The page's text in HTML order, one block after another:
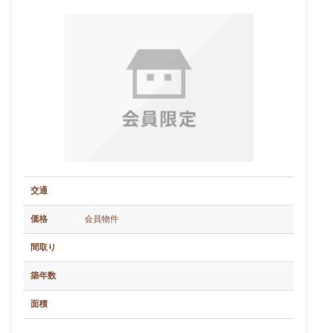
交通
価格 会員物件
間取り
築年数
面積